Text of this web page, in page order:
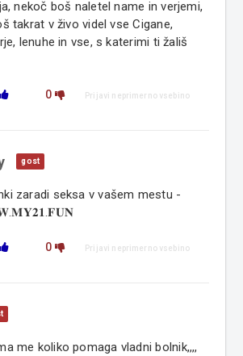
nekoč boš naletel name in verjemi,
takrat v živo videl vse Cigane,
lenuhe in vse, s katerimi ti žališ
0 Prijavi neprimerno vsebino
gost
zaradi seksa v vašem mestu -
0 Prijavi neprimerno vsebino
me koliko pomaga vladni bolnik,,,,